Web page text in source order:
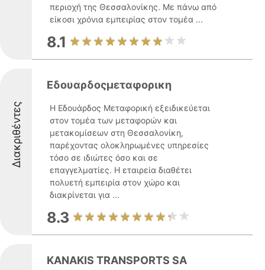
περιοχή της Θεσσαλονίκης. Με πάνω από
είκοσι χρόνια εμπειρίας στον τομέα ...
8.1
Διακριθέντες
Εδουαρδοςμεταφορικη
Η Εδουάρδος Μεταφορική εξειδικεύεται
στον τομέα των μεταφορών και
μετακομίσεων στη Θεσσαλονίκη,
παρέχοντας ολοκληρωμένες υπηρεσίες
τόσο σε ιδιώτες όσο και σε
επαγγελματίες. Η εταιρεία διαθέτει
πολυετή εμπειρία στον χώρο και
διακρίνεται για ...
8.3
KANAKIS TRANSPORTS SA